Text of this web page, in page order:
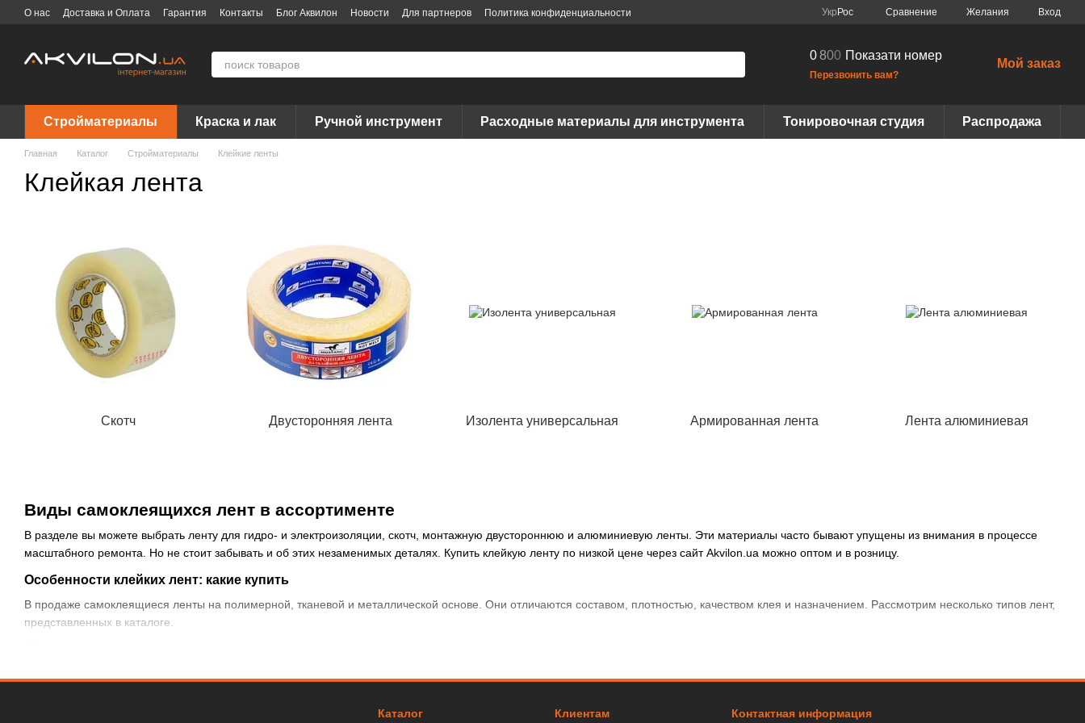
Перейти к основному контенту
О нас Доставка и Оплата Гарантия Контакты Блог Аквилон Новости Для партнеров
Политика конфиденциальности
Укр Рос Сравнение Желания Вход
0800 Показати номер
Перезвонить вам?
Мой заказ
Стройматериалы Краска и лак Ручной инструмент Расходные материалы для инструмента Тонировочная студия Распродажа
Главная Каталог Стройматериалы Клейкие ленты
Клейкая лента
Виды самоклеящихся лент в ассортименте
В разделе вы можете выбрать ленту для гидро- и электроизоляции, скотч, монтажную двустороннюю и алюминиевую ленты. Эти материалы часто бывают упущены из внимания в процессе
масштабного ремонта. Но не стоит забывать и об этих незаменимых деталях. Купить клейкую ленту по низкой цене через сайт Akvilon.ua можно оптом и в розницу.
Особенности клейких лент: какие купить
В продаже самоклеящиеся ленты на полимерной, тканевой и металлической основе. Они отличаются составом, плотностью, качеством клея и назначением. Рассмотрим несколько типов лент,
представленных в каталоге.
Разновидностью двусторонней ленты является вспененная. Она имеет заметную толщину, поскольку изготовлена из вспененного полиэтилена. Преимуществом такой монтажной ленты
Скотч Двусторонняя лента Изолента универсальная Армированная лента Лента алюминиевая
Каталог Клиентам Контактная информация